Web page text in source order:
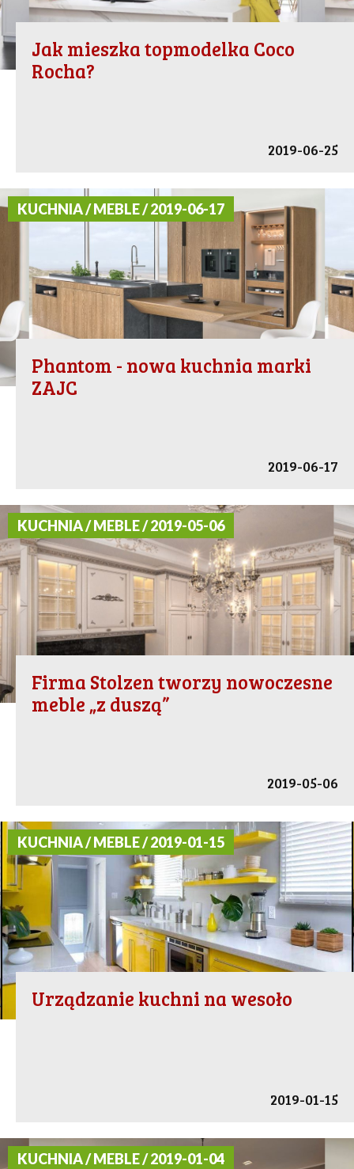
Jak mieszka topmodelka Coco
Rocha?
2019-06-25
KUCHNIA / MEBLE / 2019-06-17
Phantom - nowa kuchnia marki
ZAJC
2019-06-17
KUCHNIA / MEBLE / 2019-05-06
Firma Stolzen tworzy nowoczesne
meble „z duszą”
2019-05-06
KUCHNIA / MEBLE / 2019-01-15
Urządzanie kuchni na wesoło
2019-01-15
KUCHNIA / MEBLE / 2019-01-04